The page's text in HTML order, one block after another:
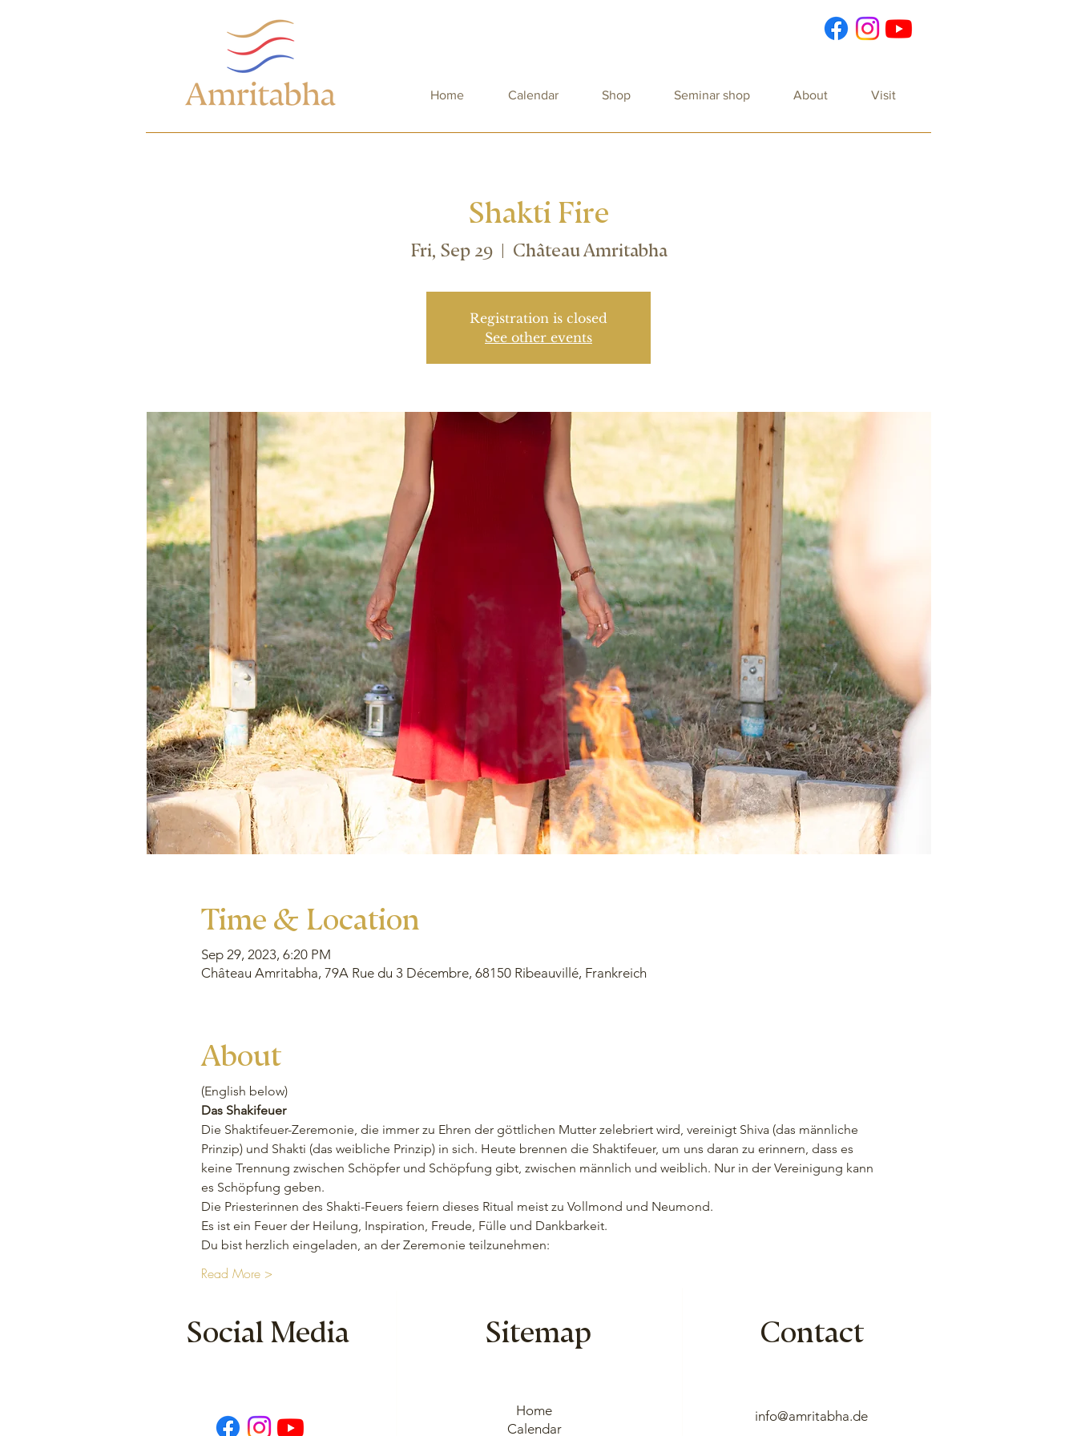
Home Calendar Shop Seminar shop About Visit
Shakti Fire
Fri, Sep 29
  |
Château Amritabha
Registration is closed
See other events
Time & Location
Sep 29, 2023, 6:20 PM
Château Amritabha, 79A Rue du 3 Décembre, 68150 Ribeauvillé, Frankreich
About
(English below)
Das Shakifeuer
Die Shaktifeuer-Zeremonie, die immer zu Ehren der göttlichen Mutter zelebriert wird, vereinigt Shiva (das männliche
Prinzip) und Shakti (das weibliche Prinzip) in sich. Heute brennen die Shaktifeuer, um uns daran zu erinnern, dass es
keine Trennung zwischen Schöpfer und Schöpfung gibt, zwischen männlich und weiblich. Nur in der Vereinigung kann
es Schöpfung geben.
Die Priesterinnen des Shakti-Feuers feiern dieses Ritual meist zu Vollmond und Neumond.
Es ist ein Feuer der Heilung, Inspiration, Freude, Fülle und Dankbarkeit.
Du bist herzlich eingeladen, an der Zeremonie teilzunehmen:
Read More >
Sitemap
Social Media Contact
info@amritabha.de
Home
Calendar